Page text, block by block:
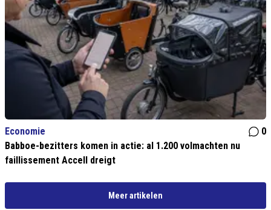
Economie
0
Babboe-bezitters komen in actie: al 1.200 volmachten nu
faillissement Accell dreigt
Meer artikelen